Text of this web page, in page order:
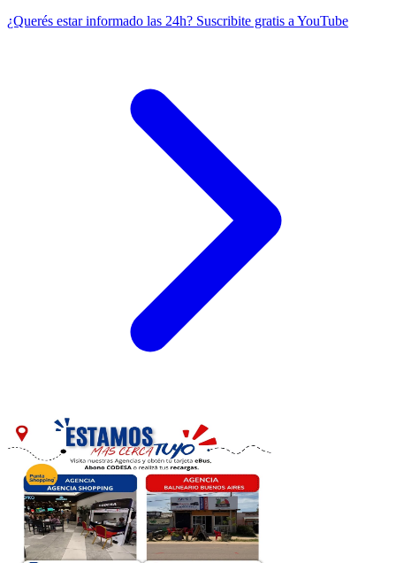
¿Querés estar informado las 24h? Suscribite gratis a YouTube